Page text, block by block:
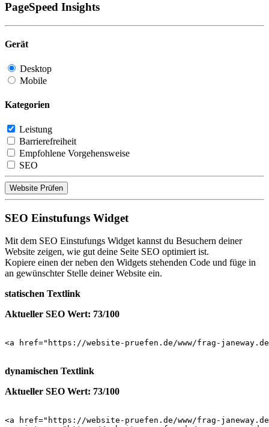
PageSpeed Insights
Gerät
Desktop
Mobile
Kategorien
Leistung
Barrierefreiheit
Empfohlene Vorgehensweise
SEO
Website Prüfen
SEO Einstufungs Widget
Mit dem SEO Einstufungs Widget kannst du Besuchern deiner
Website zeigen, wie gut deine Seite SEO optimiert ist.
Kopiere einen der neben den Widgets stehenden Code und füge in
an gewünschter Stelle deiner Website ein.
statischen Textlink
Aktueller SEO Wert: 73/100
<a href="https://website-pruefen.de/www/frag-
dynamischen Textlink
Aktueller SEO Wert: 73/100
<a href="https://website-pruefen.de/www/frag-